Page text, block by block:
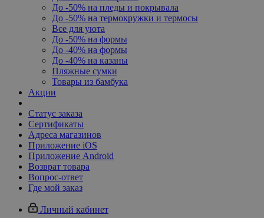
До -50% на пледы и покрывала
До -50% на термокружки и термосы
Все для уюта
До -50% на формы
До -40% на формы
До -40% на казаны
Пляжные сумки
Товары из бамбука
Акции
Статус заказа
Сертификаты
Адреса магазинов
Приложение iOS
Приложение Android
Возврат товара
Вопрос-ответ
Где мой заказ
Личный кабинет